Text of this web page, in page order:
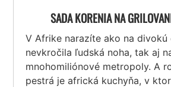
SADA KORENIA NA
V Afrike narazíte ako na divokú
nevkročila ľudská noha, tak aj
mnohomiliónové metropoly. A
pestrá je africká kuchyňa, v